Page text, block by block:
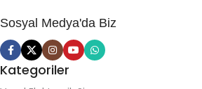
Sosyal Medya'da Biz
Kategoriler